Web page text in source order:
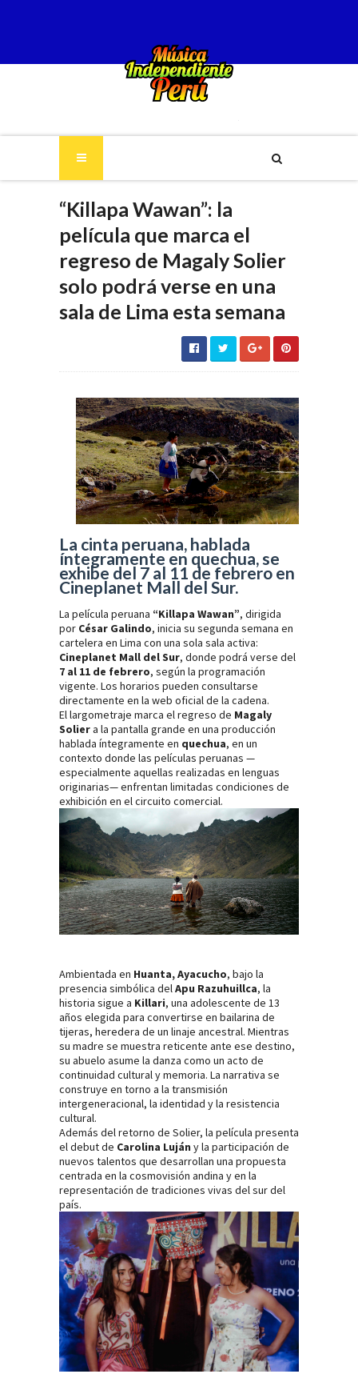
“Killapa Wawan”: la
película que marca el
regreso de Magaly Solier
solo podrá verse en una
sala de Lima esta semana
La cinta peruana, hablada
íntegramente en quechua, se
exhibe del 7 al 11 de febrero en
Cineplanet Mall del Sur.
La película peruana “Killapa Wawan”, dirigida
por César Galindo, inicia su segunda semana en
cartelera en Lima con una sola sala activa:
Cineplanet Mall del Sur, donde podrá verse del
7 al 11 de febrero, según la programación
vigente. Los horarios pueden consultarse
directamente en la web oficial de la cadena.
El largometraje marca el regreso de Magaly
Soliera la pantalla grande en una producción
hablada íntegramente en quechua, en un
contexto donde las películas peruanas —
especialmente aquellas realizadas en lenguas
originarias— enfrentan limitadas condiciones de
exhibición en el circuito comercial.
Ambientada en Huanta, Ayacucho, bajo la
presencia simbólica delApu Razuhuillca, la
historia sigue a Killari, una adolescente de 13
años elegida para convertirse en bailarina de
tijeras, heredera de un linaje ancestral. Mientras
su madre se muestra reticente ante ese destino,
su abuelo asume la danza como un acto de
continuidad cultural y memoria. La narrativa se
construye en torno a la transmisión
intergeneracional, la identidad y la resistencia
cultural.
Además del retorno de Solier, la película presenta
el debut de Carolina Luján y la participación de
nuevos talentos que desarrollan una propuesta
centrada en la cosmovisión andina y en la
representación de tradiciones vivas del sur del
país.